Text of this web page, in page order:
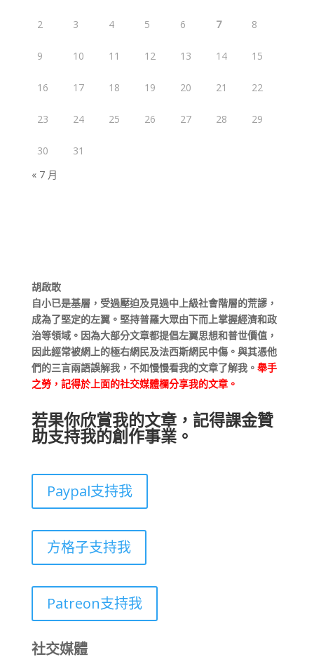
2 3 4 5 6 7 8
9 10 11 12 13 14 15
16 17 18 19 20 21 22
23 24 25 26 27 28 29
30
31
« 7 月
胡啟敢
自小已是基層，受過壓迫及見過中上級社會階層的荒謬，
成為了堅定的左翼。堅持普羅大眾由下而上掌握經濟和政
治等領域。因為大部分文章都提倡左翼思想和普世價值，
因此經常被網上的極右網民及法西斯網民中傷。與其憑他
們的三言兩語誤解我，不如慢慢看我的文章了解我。 舉手
之勞，記得於上面的社交媒體欄分享我的文章。
若果你欣賞我的文章，記得課金贊
助支持我的創作事業。
Paypal支持我
方格子支持我
Patreon支持我
社交媒體